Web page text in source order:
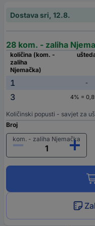
Dostava sri, 12.8.
28 kom. - zaliha
količina (kom. -
zaliha
Njemačka)
1 -
3
4% =
Količinski popusti - savjet za
Broj
kom. - zaliha Njemačka